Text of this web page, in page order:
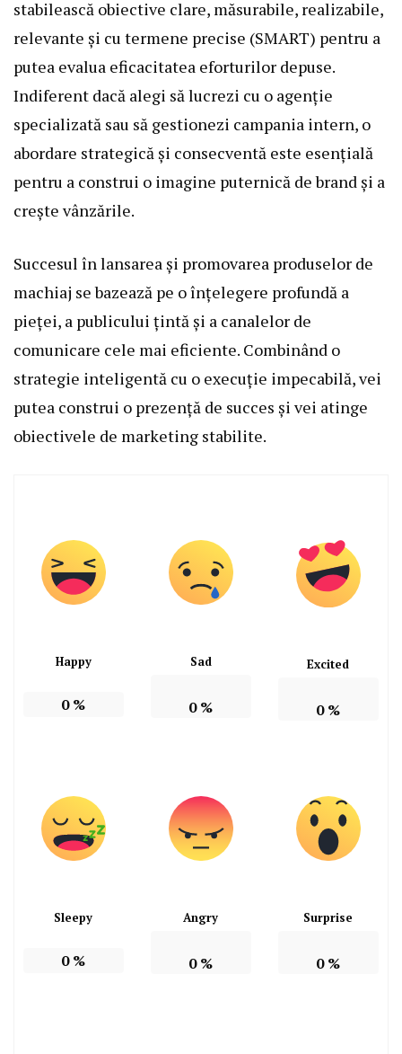
stabilească obiective clare, măsurabile, realizabile,
relevante și cu termene precise (SMART) pentru a
putea evalua eficacitatea eforturilor depuse.
Indiferent dacă alegi să lucrezi cu o agenție
specializată sau să gestionezi campania intern, o
abordare strategică și consecventă este esențială
pentru a construi o imagine puternică de brand și a
crește vânzările.
Succesul în lansarea și promovarea produselor de
machiaj se bazează pe o înțelegere profundă a
pieței, a publicului țintă și a canalelor de
comunicare cele mai eficiente. Combinând o
strategie inteligentă cu o execuție impecabilă, vei
putea construi o prezență de succes și vei atinge
obiectivele de marketing stabilite.
Happy
0%
Sad
0%
Excited
0%
Sleepy
0%
Angry
0%
Surprise
0%